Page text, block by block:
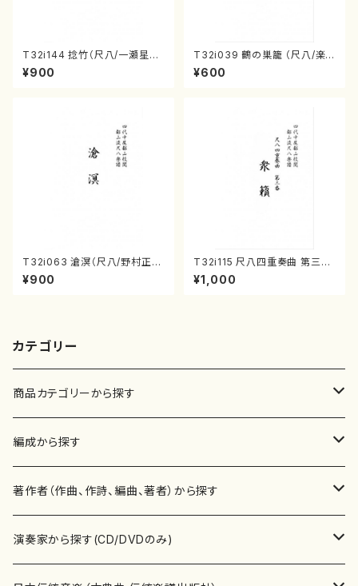
T32i144 捻竹（尺八/一瀬星山/
尺八/都山式譜）都山流公刊楽譜
曲番:593
¥900
T32i039 鶴の巣籠 （尺八/楽
譜）都山no.38
¥600
T32i063 滄溟（尺八/野村正
峰/尺八/都山式譜）都山流公刊
楽譜曲番:512
¥900
T32i115 尺八四重奏曲 第三番
衆籟（尺八/初代 山本邦山/尺
八/都山式譜）都山流公刊楽譜曲
¥1,000
カテゴリー
商品カテゴリーから探す
楽譜
書籍
書籍
テキストブック
CD・DVD
編成から探す
邦楽器
箏・琴（ソロ）
箏・琴（合奏）
合唱
著作者（作曲、作詩、編曲、著者）から探す
あ行
演奏家から探す(CD/DVDのみ)